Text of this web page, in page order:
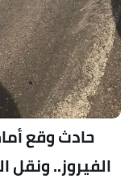
حادث وقع
الفيروز..